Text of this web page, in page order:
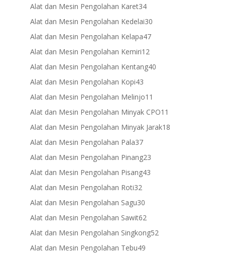
Alat dan Mesin Pengolahan Karet3434
products
Alat dan Mesin Pengolahan Kedelai3030
Alat dan Mesin Pengolahan Kelapa4747
Alat dan Mesin Pengolahan Kemiri1212
products
Alat dan Mesin Pengolahan Kentang4040
Alat dan Mesin Pengolahan Kopi4343
products
Alat dan Mesin Pengolahan Melinjo11
products
Alat dan Mesin Pengolahan Minyak CPO11
products
Alat dan Mesin Pengolahan Minyak Jarak1818
Alat dan Mesin Pengolahan Pala3737
products
Alat dan Mesin Pengolahan Pinang2323
Alat dan Mesin Pengolahan Pisang4343
Alat dan Mesin Pengolahan Roti3232
products
Alat dan Mesin Pengolahan Sagu3030
products
Alat dan Mesin Pengolahan Sawit6262
products
Alat dan Mesin Pengolahan Singkong5252
Alat dan Mesin Pengolahan Tebu4949